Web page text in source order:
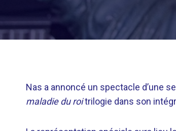
Nas a annoncé un spectacle d’une
maladie du roitrilogie dans son